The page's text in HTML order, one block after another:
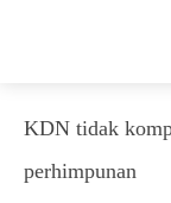
KDN tidak
perhimpunan